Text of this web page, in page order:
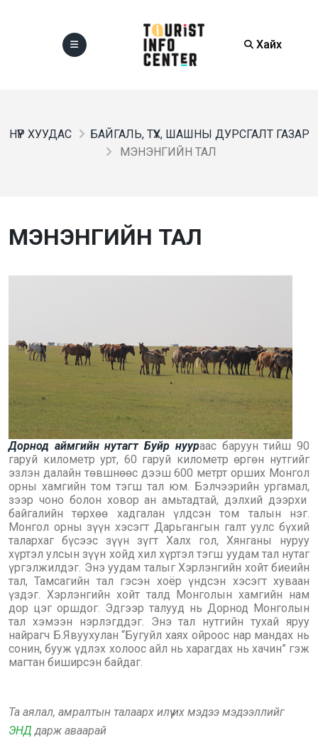
Хайх
НҮҮР ХУУДАС
БАЙГАЛЬ, ТҮҮХ, ШАШНЫ ДУРСГАЛТ ГАЗАР
МЭНЭНГИЙН ТАЛ
МЭНЭНГИЙН ТАЛ
Дорнод аймгийн нутагт Буйр нуураас баруун тийш 90
гаруй километр урт, 60 гаруй километр өргөн нутгийг
эзлэн далайн төвшнөөс дээш 600 метрт орших Монгол
орны хамгийн том тэгш тал юм. Бэлчээрийн ургамал,
зээр чоно болон ховор ан амьтадтай, дэлхий дээрхи
байгалийн төрхөө хадгалан үлдсэн том талын нэг.
Монгол орны зүүн хэсэгт Дарьгангын галт уулс бүхий
талархаг бүсээс зүүн зүгт Халх гол, Хянганы нуруу
хүртэл улсын зүүн хойд хил хүртэл тэгш уудам тал нутаг
үргэлжилдэг. Энэ уудам талыг Хэрлэнгийн хойт биеийн
тал, Тамсагийн тал гэсэн хоёр үндсэн хэсэгт хуваан
үздэг. Хэрлэнгийн хойт талд Монголын хамгийн нам
дор цэг оршдог. Эдгээр талууд нь Дорнод Монголын
тал хэмээн нэрлэгддэг. Энэ тал нутгийн тухай яруу
найрагч Б.Явуухулан “Бугуйл хаях ойроос нар мандах нь
сонин, бууж үдлэх холоос айл нь харагдах нь хачин” гэж
магтан биширсэн байдаг.
Та аялал, амралтын талаарх илүү их мэдээ мэдээллийг
ЭНД дарж аваарай